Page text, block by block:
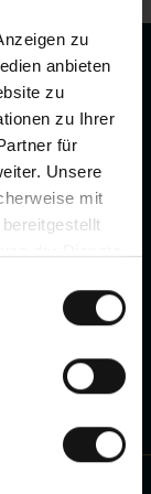
zu
anbieten
zu
zu Ihrer
für
Unsere
mit
nutzen.